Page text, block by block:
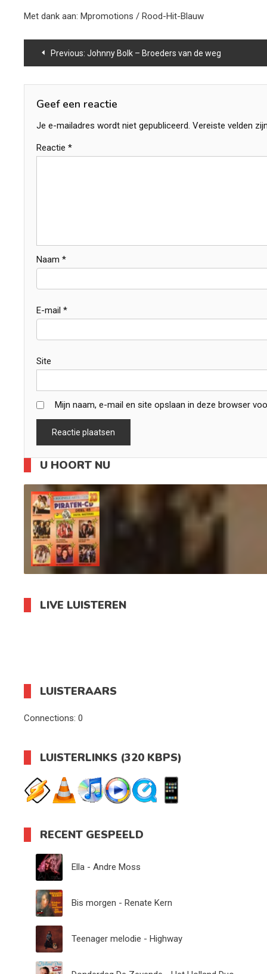
Met dank aan: Mpromotions / Rood-Hit-Blauw
Bericht
navigatie
Previous: Johnny Bolk – Broeders van de weg
Geef een reactie
Je e-mailadres wordt niet gepubliceerd. Vereiste velden
Reactie *
Naam *
E-mail *
Site
Mijn naam, e-mail en site opslaan in deze browser
U HOORT NU
LIVE LUISTEREN
LUISTERAARS
Connections: 0
LUISTERLINKS (320 KBPS)
RECENT GESPEELD
Ella - Andre Moss
Bis morgen - Renate Kern
Teenager melodie - Highway